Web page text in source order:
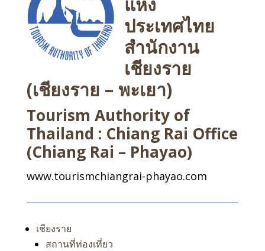
ประเทศไทย
สำนักงาน
เชียงราย
(เชียงราย – พะเยา)
Tourism Authority of
Thailand : Chiang Rai Office
(Chiang Rai – Phayao)
www.tourismchiangrai-phayao.com
เชียงราย
สถานที่ท่องเที่ยว